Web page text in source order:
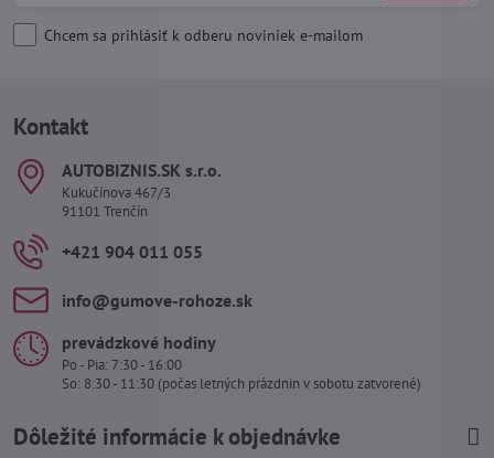
Chcem sa prihlásiť k odberu noviniek e-mailom
Kontakt
AUTOBIZNIS​.SK s​.r​.o​.
Kukučínova 467/3
91101 Trenčín
+421 904 011 055
info​@gumove-rohoze​.sk
prevádzkové hodiny
Po - Pia: 7:30 - 16:00
So: 8:30 - 11:30 (počas letných prázdnin v sobotu zatvorené)
Dôležité informácie k objednávke